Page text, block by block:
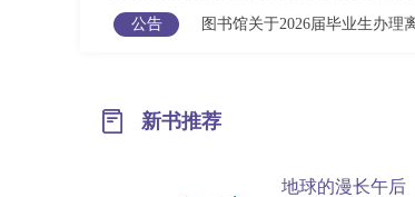
公告 图书馆关于2026届毕业生办理
新书推荐
地球的漫长午后